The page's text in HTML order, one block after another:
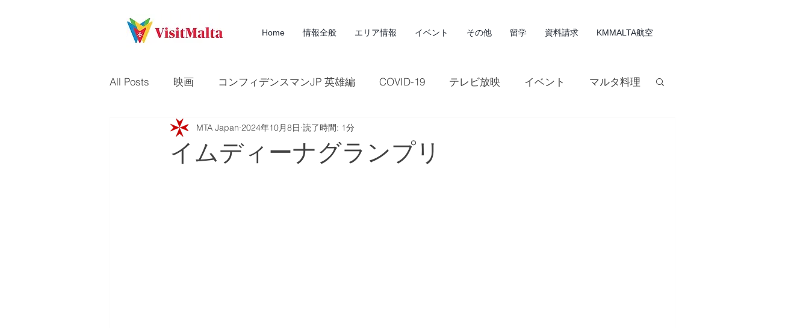
Home 情報全般 エリア情報 イベント その他 留学 資料請求 KMMALTA航空
All Posts 映画 コンフィデンスマンJP 英雄編 COVID-19 テレビ放映 イベント マルタ料理
Times of Malta 観光 広告
イムディーナグランプリ
MTA Japan 2024年10月8日 読了時間: 1分